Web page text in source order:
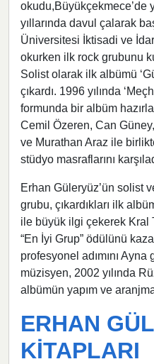
okudu,Büyükçekmece’de
yıllarında davul çalarak
Üniversitesi İktisadi ve
okurken ilk rock grubunu
Solist olarak ilk albümü
çıkardı. 1996 yılında
formunda bir albüm
Cemil Özeren, Can
ve Murathan Araz ile
stüdyo masraflarını
Erhan Güleryüz’ün solist
grubu, çıkardıkları ilk
ile büyük ilgi çekerek Kral
“En İyi Grup” ödülünü
profesyonel adımını
müzisyen, 2002 yılında
albümün yapım ve
ERHAN
KİTAPLARI